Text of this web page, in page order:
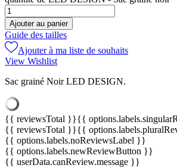
Ajouter au panier
Guide des tailles
Ajouter à ma liste de souhaits
View Wishlist
Sac grainé Noir LED DESIGN.
{{ reviewsTotal }}{{
{{ reviewsTotal }}{{
{{ options.labels.noReviewsLabel }}
{{ options.labels.newReviewButton }}
{{ userData.canReview.message }}